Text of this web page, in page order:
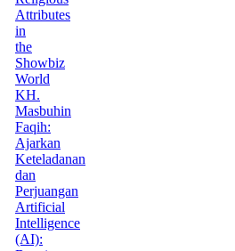
Attributes
in
the
Showbiz
World
KH.
Masbuhin
Faqih:
Ajarkan
Keteladanan
dan
Perjuangan
Artificial
Intelligence
(AI):